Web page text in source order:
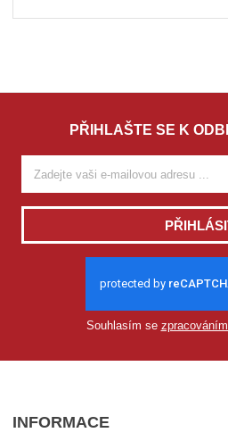
PŘIHLAŠTE SE K
Souhlasím se
INFORMACE